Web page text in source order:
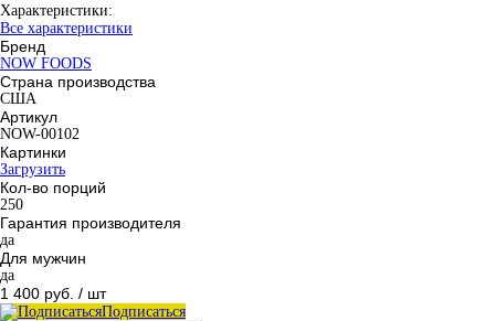
Характеристики:
Все характеристики
Бренд
NOW FOODS
Страна производства
США
Артикул
NOW-00102
Картинки
Загрузить
Кол-во порций
250
Гарантия производителя
да
Для мужчин
да
1 400 руб. / шт
Подписаться